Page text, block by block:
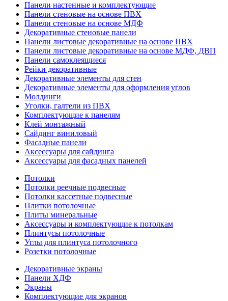
Панели настенные и комплектующие
Панели стеновые на основе ПВХ
Панели стеновые на основе МДФ
Декоративные стеновые панели
Панели листовые декоративные на основе ПВХ
Панели листовые декоративные на основе МДФ, ДВП
Панели самоклеящиеся
Рейки декоративные
Декоративные элементы для стен
Декоративные элементы для оформления углов
Молдинги
Уголки, галтели из ПВХ
Комплектующие к панелям
Клей монтажный
Сайдинг виниловый
Фасадные панели
Аксессуары для сайдинга
Аксессуары для фасадных панелей
Потолки
Потолки реечные подвесные
Потолки кассетные подвесные
Плитки потолочные
Плиты минеральные
Аксессуары и комплектующие к потолкам
Плинтусы потолочные
Углы для плинтуса потолочного
Розетки потолочные
Декоративные экраны
Панели ХДФ
Экраны
Комплектующие для экранов